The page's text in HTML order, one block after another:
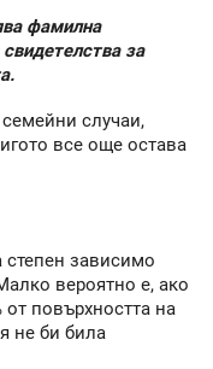
фамилна
за
случаи,
все още остава
зависимо
вероятно е, ако
от повърхността на
не би била